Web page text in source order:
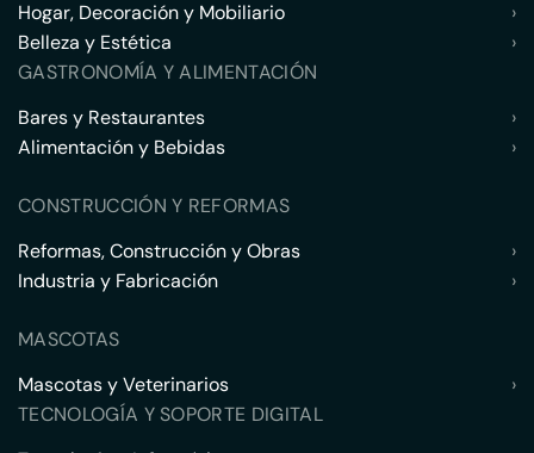
Hogar, Decoración y Mobiliario
›
Belleza y Estética
›
GASTRONOMÍA Y ALIMENTACIÓN
Bares y Restaurantes
›
Alimentación y Bebidas
›
CONSTRUCCIÓN Y REFORMAS
Reformas, Construcción y Obras
›
Industria y Fabricación
›
MASCOTAS
Mascotas y Veterinarios
›
TECNOLOGÍA Y SOPORTE DIGITAL